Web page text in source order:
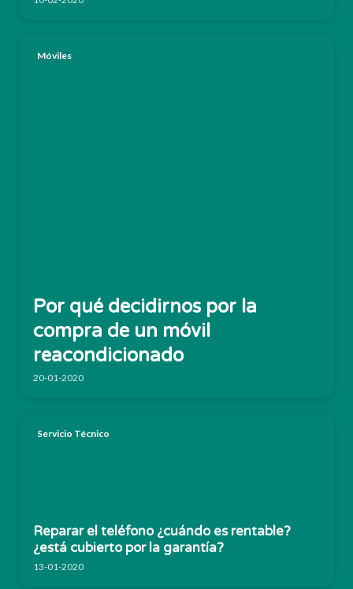
Móviles
Por qué decidirnos por la
compra de un móvil
reacondicionado
20-01-2020
Servicio Técnico
Reparar el teléfono ¿cuándo es rentable?
¿está cubierto por la garantía?
13-01-2020